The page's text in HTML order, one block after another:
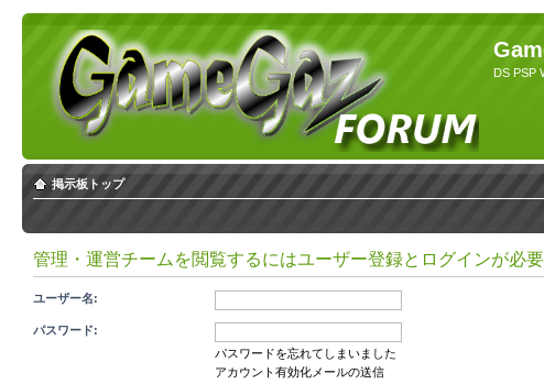
DS PSP
掲示板トップ
管理・運営チームを閲覧するにはユーザー登録とログインが必
ユーザー名:
パスワード:
パスワードを忘れてしまいました
アカウント有効化メールの送信